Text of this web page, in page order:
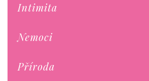
Intimita
Nemoci
Příroda